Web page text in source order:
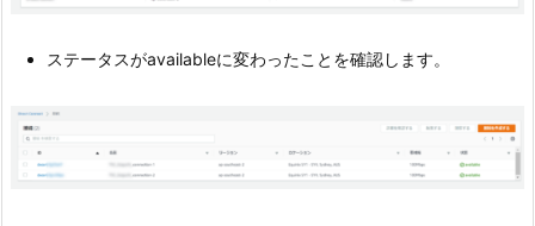
ステータスがavailableに変わったことを確認します。